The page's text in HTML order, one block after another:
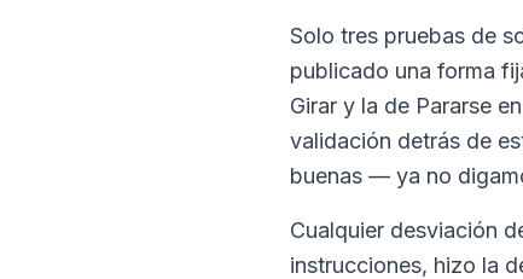
Solo tres pruebas de
publicado una forma
Girar y la de Pararse
validación detrás de
buenas — ya no
Cualquier desviación
instrucciones, hizo la